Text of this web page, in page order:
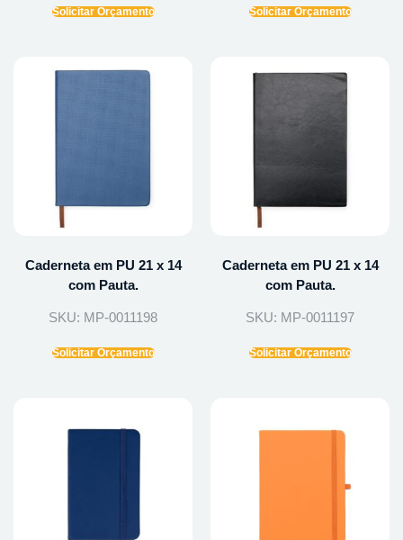
Solicitar Orçamento Solicitar Orçamento
Caderneta em PU 21 x 14
com Pauta.
SKU: MP-0011198
Solicitar Orçamento
Caderneta em PU 21 x 14
com Pauta.
SKU: MP-0011197
Solicitar Orçamento